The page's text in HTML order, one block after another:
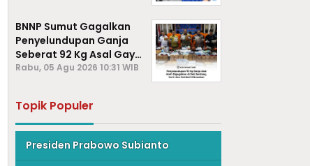
BNNP Sumut Gagalkan
Penyelundupan Ganja
Seberat 92 Kg Asal Gayo
Lues, Aceh.
Rabu, 05 Agu 2026 10:31 WIB
Topik Populer
Presiden Prabowo Subianto